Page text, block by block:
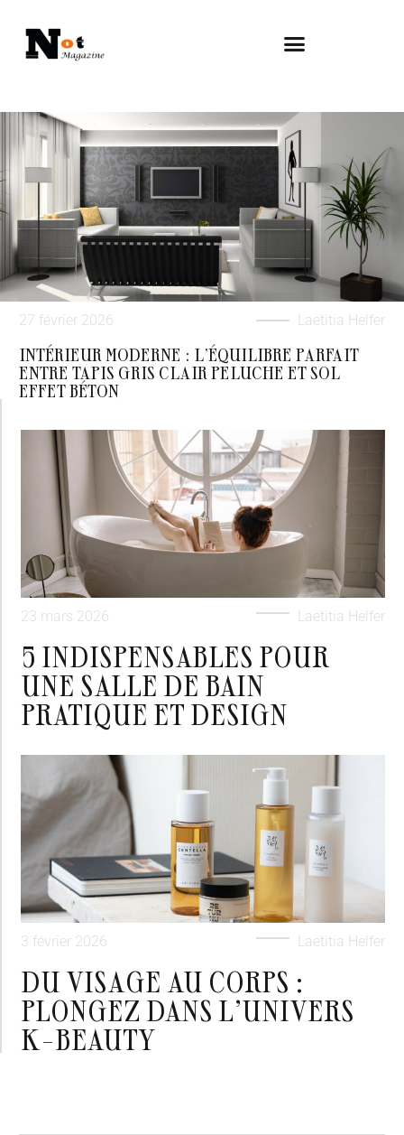
27 février 2026 Laetitia Helfer
INTÉRIEUR MODERNE : L’ÉQUILIBRE PARFAIT
ENTRE TAPIS GRIS CLAIR PELUCHE ET SOL
EFFET BÉTON
23 mars 2026 Laetitia Helfer
5 INDISPENSABLES POUR
UNE SALLE DE BAIN
PRATIQUE ET DESIGN
3 février 2026 Laetitia Helfer
DU VISAGE AU CORPS :
PLONGEZ DANS L’UNIVERS
K-BEAUTY